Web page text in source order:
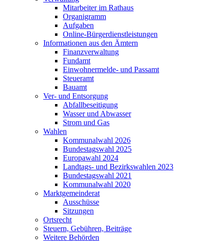
Mitarbeiter im Rathaus
Organigramm
Aufgaben
Online-Bürgerdienstleistungen
Informationen aus den Ämtern
Finanzverwaltung
Fundamt
Einwohnermelde- und Passamt
Steueramt
Bauamt
Ver- und Entsorgung
Abfallbeseitigung
Wasser und Abwasser
Strom und Gas
Wahlen
Kommunalwahl 2026
Bundestagswahl 2025
Europawahl 2024
Landtags- und Bezirkswahlen 2023
Bundestagswahl 2021
Kommunalwahl 2020
Marktgemeinderat
Ausschüsse
Sitzungen
Ortsrecht
Steuern, Gebühren, Beiträge
Weitere Behörden